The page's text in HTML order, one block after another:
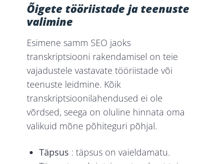
Õigete tööriistade ja teenuste
valimine
Esimene samm SEO jaoks
transkriptsiooni rakendamisel on teie
vajadustele vastavate tööriistade või
teenuste leidmine. Kõik
transkriptsioonilahendused ei ole
võrdsed, seega on oluline hinnata oma
valikuid mõne põhiteguri põhjal.
Täpsus : täpsus on vaieldamatu.